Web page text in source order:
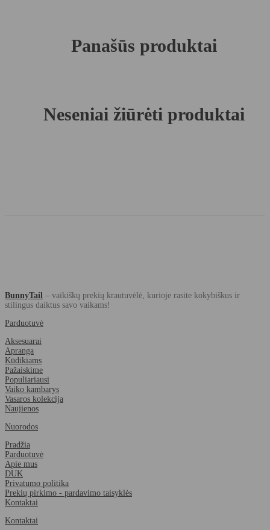
Panašūs produktai
Neseniai žiūrėti produktai
BunnyTail – vaikiškų prekių krautuvėlė, kurioje rasite kokybiškus ir
stilingus daiktus savo vaikams!
Parduotuvė
Aksesuarai
Apranga
Kūdikiams
Pažaiskime
Populiariausi
Vaiko kambarys
Vasaros kolekcija
Naujienos
Nuorodos
Pradžia
Parduotuvė
Apie mus
DUK
Privatumo politika
Prekių pirkimo - pardavimo taisyklės
Kontaktai
Kontaktai